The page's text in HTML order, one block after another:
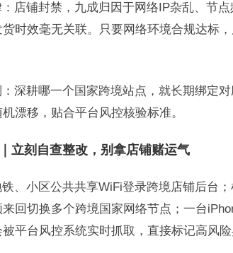
店铺封禁，九成归因于网络IP杂乱、节
时效毫无关联。只要网络环境合规达标
深耕哪一个国家跨境站点，就长期绑定
漂移，贴合平台风控核验标准。
立刻自查整改，别拿店铺赌运气
、小区公共共享WiFi登录跨境店铺后台
回切换多个跨境国家网络节点；一台
平台风控系统实时抓取，直接标记高风险